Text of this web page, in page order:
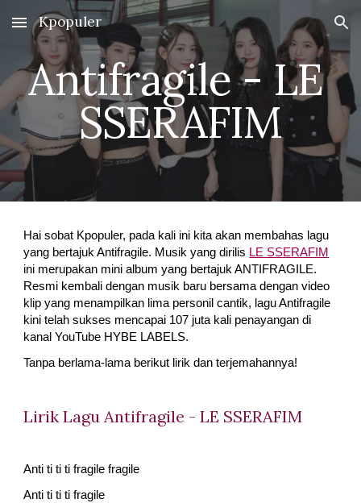
Skip to main content Skip to navigation
Kpopuler
Antifragile - LE
SSERAFIM
Hai sobat Kpopuler, pada kali ini kita akan membahas lagu
yang bertajuk Antifragile. Musik yang dirilis LE SSERAFIM
ini merupakan mini album yang bertajuk ANTIFRAGILE.
Resmi kembali dengan musik baru bersama dengan video
klip yang menampilkan lima personil cantik, lagu Antifragile
kini telah sukses mencapai 107 juta kali penayangan di
kanal YouTube HYBE LABELS.
Tanpa berlama-lama berikut lirik dan terjemahannya!
Lirik Lagu Antifragile - LE SSERAFIM
Anti ti ti ti fragile fragile
Anti ti ti ti fragile